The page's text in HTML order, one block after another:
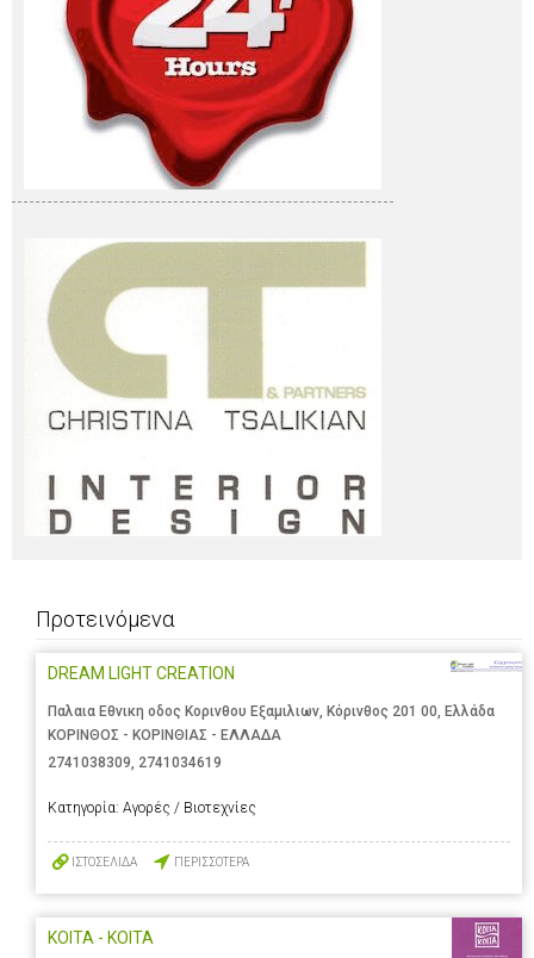
Προτεινόμενα
DREAM LIGHT CREATION
Παλαια Εθνικη οδος Κορινθου Εξαμιλιων, Κόρινθος 201 00, Ελλάδα
ΚΟΡΙΝΘΟΣ - ΚΟΡΙΝΘΙΑΣ - ΕΛΛΑΔΑ
2741038309 2741034619
Κατηγορία: Αγορές / Βιοτεχνίες
ΙΣΤΟΣΕΛΙΔΑ ΠΕΡΙΣΣΟΤΕΡΑ
ΚΟΙΤΑ - ΚΟΙΤΑ